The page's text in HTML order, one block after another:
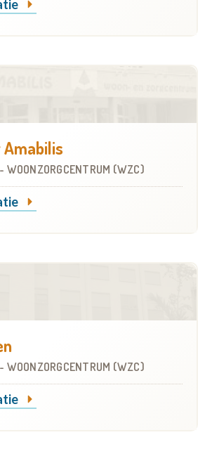
- WOONZORGCENTRUM (WZC)
- WOONZORGCENTRUM (WZC)